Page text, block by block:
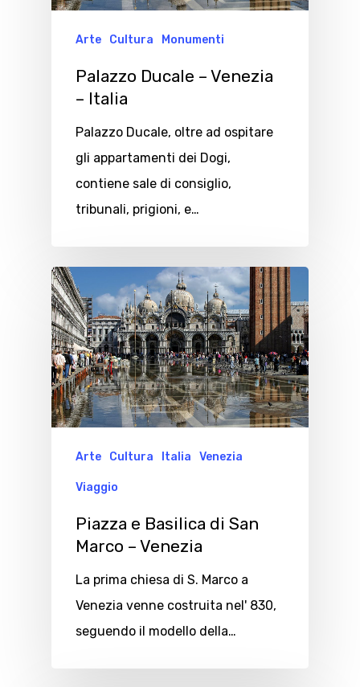
Arte Cultura Monumenti
Palazzo Ducale – Venezia
– Italia
Palazzo Ducale, oltre ad ospitare
gli appartamenti dei Dogi,
contiene sale di consiglio,
tribunali, prigioni, e…
Arte Cultura Italia Venezia
Viaggio
Piazza e Basilica di San
Marco – Venezia
La prima chiesa di S. Marco a
Venezia venne costruita nel' 830,
seguendo il modello della…